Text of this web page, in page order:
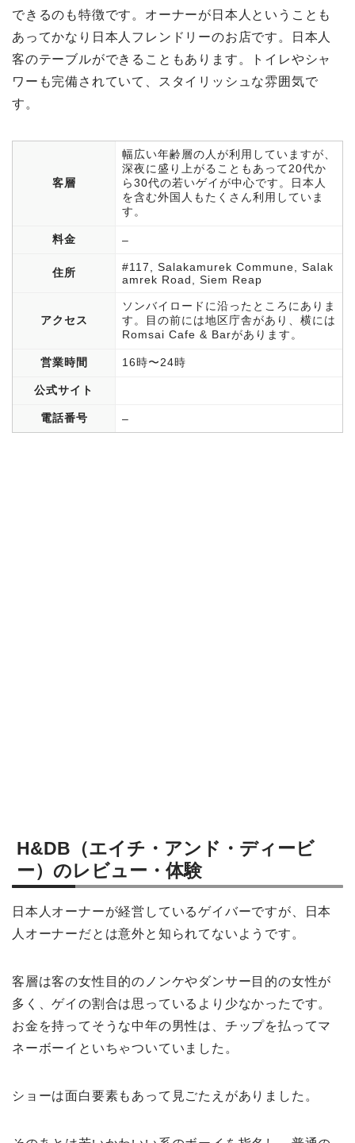
できるのも特徴です。オーナーが日本人ということも
あってかなり日本人フレンドリーのお店です。日本人
客のテーブルができることもあります。トイレやシャ
ワーも完備されていて、スタイリッシュな雰囲気で
す。
客層
幅広い年齢層の人が利用していますが、
深夜に盛り上がることもあって20代か
ら30代の若いゲイが中心です。日本人
を含む外国人もたくさん利用していま
す。
料金 –
住所
#117, Salakamurek Commune, Salak
amrek Road, Siem Reap
アクセス
ソンバイロードに沿ったところにありま
す。目の前には地区庁舎があり、横には
Romsai Cafe & Barがあります。
営業時間 16時〜24時
公式サイト
電話番号 –
H&DB（エイチ・アンド・ディービ
ー）のレビュー・体験
日本人オーナーが経営しているゲイバーですが、日本
人オーナーだとは意外と知られてないようです。
客層は客の女性目的のノンケやダンサー目的の女性が
多く、ゲイの割合は思っているより少なかったです。
お金を持ってそうな中年の男性は、チップを払ってマ
ネーボーイといちゃついていました。
ショーは面白要素もあって見ごたえがありました。